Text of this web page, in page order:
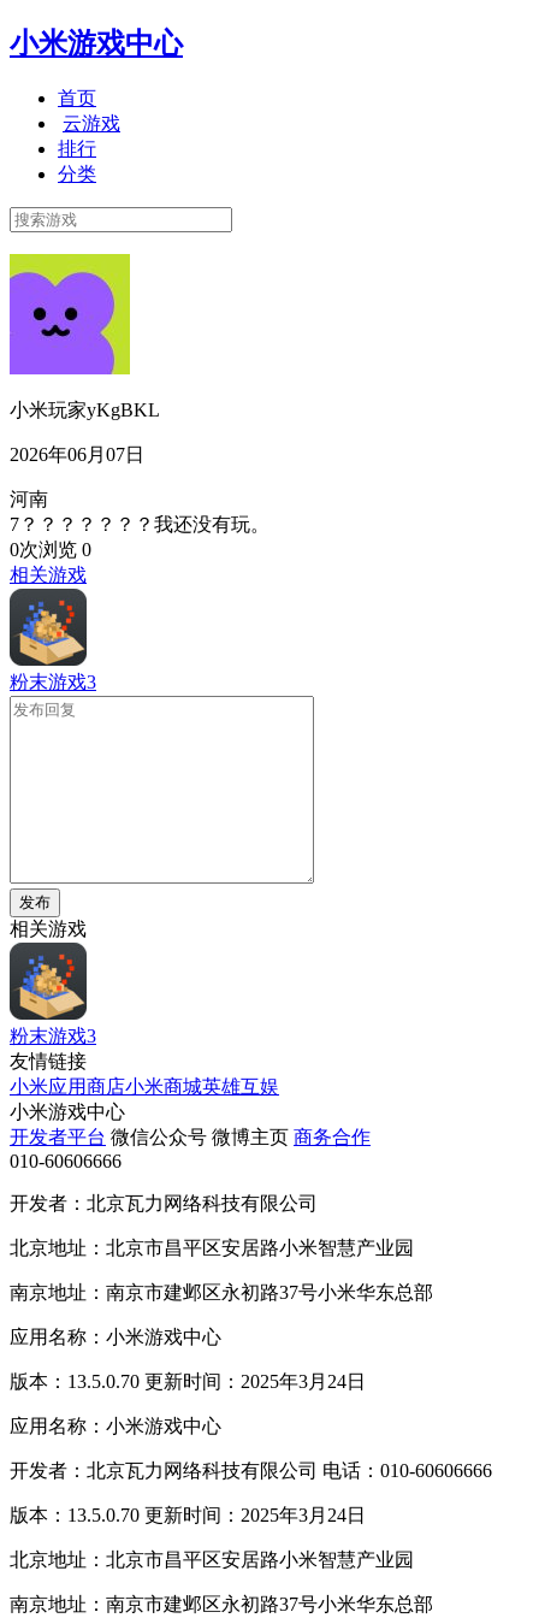
小米游戏中心
首页
云游戏
排行
分类
小米玩家yKgBKL
2026年06月07日
河南
7？？？？？？？我还没有玩。
0次浏览 0
相关游戏
粉末游戏3
发布
相关游戏
粉末游戏3
友情链接
小米应用商店小米商城英雄互娱
小米游戏中心
开发者平台 微信公众号 微博主页 商务合作
010-60606666
开发者：北京瓦力网络科技有限公司
北京地址：北京市昌平区安居路小米智慧产业园
南京地址：南京市建邺区永初路37号小米华东总部
应用名称：小米游戏中心
版本：13.5.0.70 更新时间：2025年3月24日
应用名称：小米游戏中心
开发者：北京瓦力网络科技有限公司 电话：010-60606666
版本：13.5.0.70 更新时间：2025年3月24日
北京地址：北京市昌平区安居路小米智慧产业园
南京地址：南京市建邺区永初路37号小米华东总部